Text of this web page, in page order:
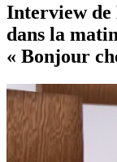
Interview de
dans la
« Bonjour